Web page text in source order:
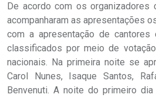
De acordo com os
acompanharam as apresentações
com a apresentação de cantores
classificados por meio de
nacionais. Na primeira noite se
Carol Nunes, Isaque Santos,
Benvenuti. A noite do primeiro